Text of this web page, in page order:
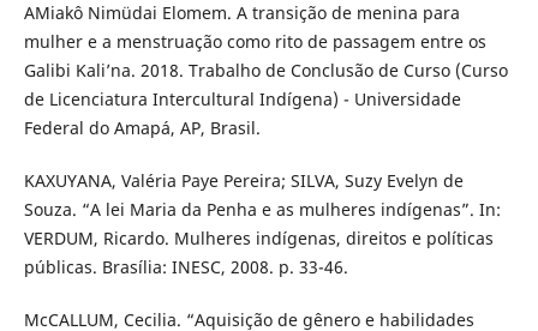
AMiakô Nimüdai Elomem. A transição de menina para
mulher e a menstruação como rito de passagem entre os
Galibi Kali’na. 2018. Trabalho de Conclusão de Curso (Curso
de Licenciatura Intercultural Indígena) - Universidade
Federal do Amapá, AP, Brasil.
KAXUYANA, Valéria Paye Pereira; SILVA, Suzy Evelyn de
Souza. “A lei Maria da Penha e as mulheres indígenas”. In:
VERDUM, Ricardo. Mulheres indígenas, direitos e políticas
públicas. Brasília: INESC, 2008. p. 33-46.
McCALLUM, Cecilia. “Aquisição de gênero e habilidades